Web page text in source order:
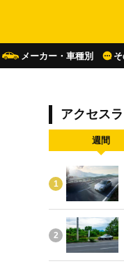
メーカー・車種別
アクセス
週間
1
2